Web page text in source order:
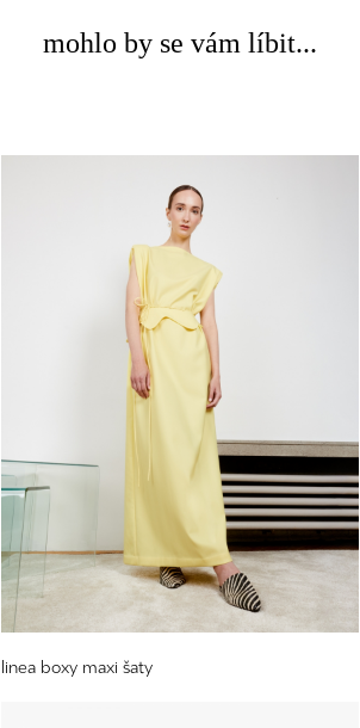
mohlo by se vám líbit...
linea boxy maxi šaty